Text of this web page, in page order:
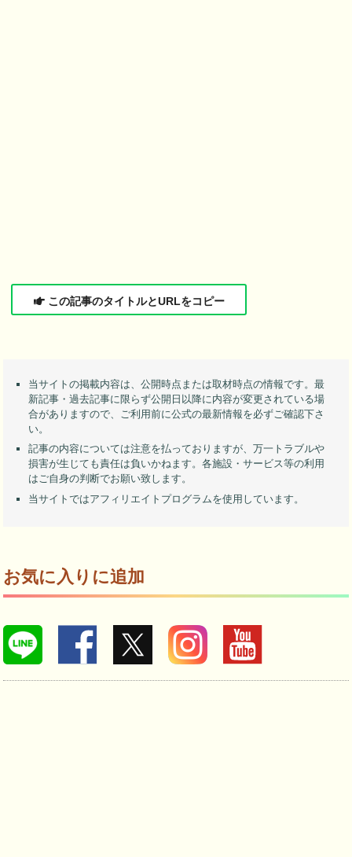
この記事のタイトルとURLをコピー
当サイトの掲載内容は、公開時点または取材時点の情報です。最
新記事・過去記事に限らず公開日以降に内容が変更されている場
合がありますので、ご利用前に公式の最新情報を必ずご確認下さ
い。
記事の内容については注意を払っておりますが、万一トラブルや
損害が生じても責任は負いかねます。各施設・サービス等の利用
はご自身の判断でお願い致します。
当サイトではアフィリエイトプログラムを使用しています。
お気に入りに追加